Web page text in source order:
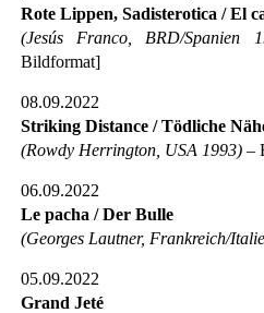
Rote Lippen, Sadisterotica / El
(Jesús Franco, BRD/Spanien
Bildformat]
08.09.2022
Striking Distance / Tödliche
(Rowdy Herrington, USA 1993) –
06.09.2022
Le pacha / Der Bulle
(Georges Lautner, Frankreich/
05.09.2022
Grand Jeté